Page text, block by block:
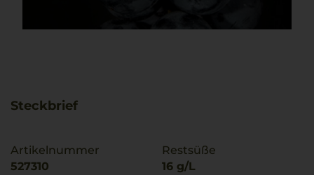
Steckbrief
Artikelnummer
527310
Restsüße
16 g/L